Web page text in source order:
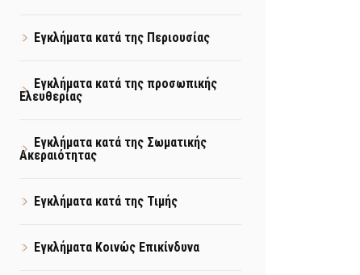
Εγκλήματα κατά της Περιουσίας
Εγκλήματα κατά της προσωπικής
Ελευθερίας
Εγκλήματα κατά της Σωματικής
Ακεραιότητας
Εγκλήματα κατά της Τιμής
Εγκλήματα Κοινώς Επικίνδυνα